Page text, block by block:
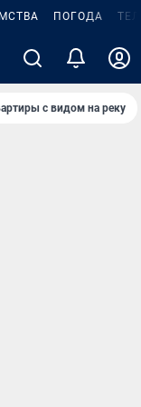
ПОГОДА
с видом на реку